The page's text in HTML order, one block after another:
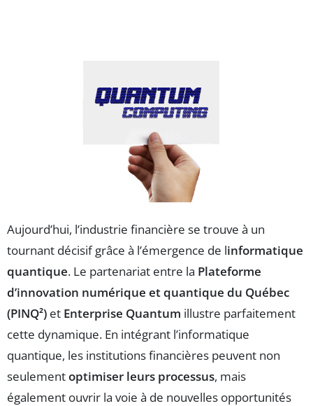
Aujourd’hui, l’industrie financière se trouve à un
tournant décisif grâce à l’émergence de linformatique
quantique. Le partenariat entre la Plateforme
d’innovation numérique et quantique du Québec
(PINQ²) et Enterprise Quantum illustre parfaitement
cette dynamique. En intégrant l’informatique
quantique, les institutions financières peuvent non
seulementoptimiser leurs processus, mais
également ouvrir la voie à de nouvelles opportunités